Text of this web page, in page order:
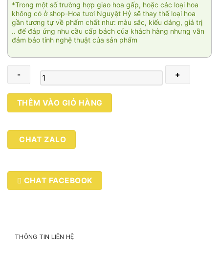
*Trong một số trường hợp giao hoa gấp, hoặc các loại hoa
không có ở shop-Hoa tươi Nguyệt Hỷ sẽ thay thế loại hoa
gần tương tự về phẩm chất như: màu sắc, kiểu dáng, giá trị
.. để đáp ứng nhu cầu cấp bách của khách hàng nhưng vẫn
đảm bảo tính nghệ thuật của sản phẩm
Tình
yêu
tên
THÊM VÀO GIỎ HÀNG
CHAT ZALO
CHAT FACEBOOK
THÔNG TIN LIÊN HỆ